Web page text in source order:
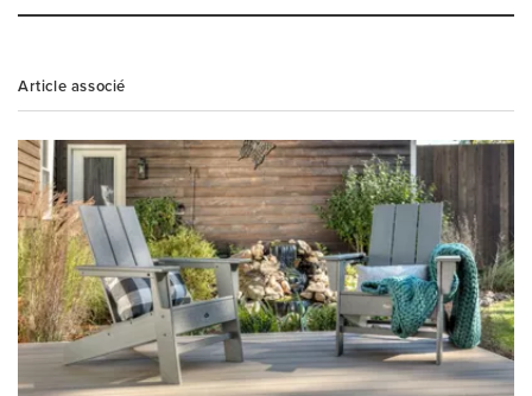
Article associé